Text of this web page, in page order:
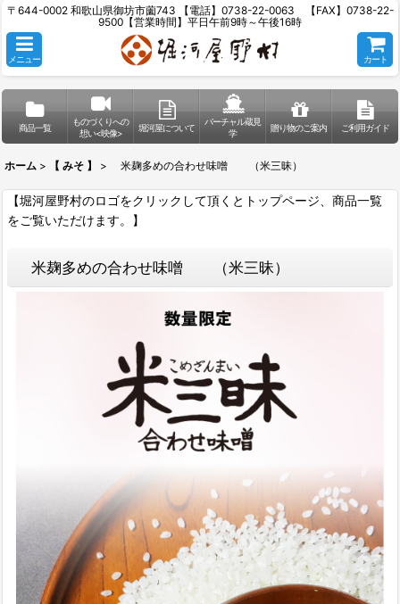
〒644-0002 和歌山県御坊市薗743 【電話】0738-22-0063 【FAX】0738-22-
9500【営業時間】平日午前9時～午後16時
メニュー カート
商品一覧
ものづくりへの
想い<映像>
堀河屋について
バーチャル蔵見
学
贈り物のご案内 ご利用ガイド
ホーム > 【 みそ 】 > 米麹多めの合わせ味噌 （米三昧）
【堀河屋野村のロゴをクリックして頂くとトップページ、商品一覧
をご覧いただけます。】
米麹多めの合わせ味噌 （米三昧）